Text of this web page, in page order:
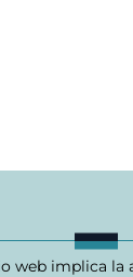
web implica la